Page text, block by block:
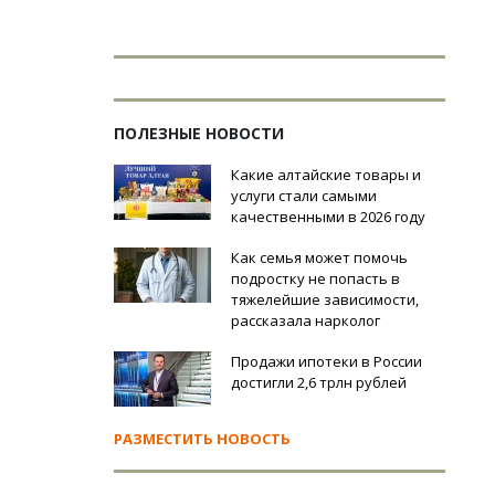
ПОЛЕЗНЫЕ НОВОСТИ
Какие алтайские товары и
услуги стали самыми
качественными в 2026 году
Как семья может помочь
подростку не попасть в
тяжелейшие зависимости,
рассказала нарколог
Продажи ипотеки в России
достигли 2,6 трлн рублей
РАЗМЕСТИТЬ НОВОСТЬ